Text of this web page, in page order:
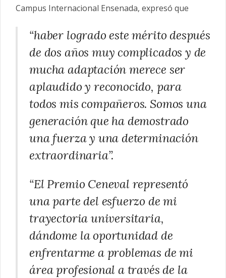
Campus Internacional Ensenada, expresó que
“haber logrado este mérito después
de dos años muy complicados y de
mucha adaptación merece ser
aplaudido y reconocido, para
todos mis compañeros. Somos una
generación que ha demostrado
una fuerza y una determinación
extraordinaria”.
“El Premio Ceneval representó
una parte del esfuerzo de mi
trayectoria universitaria,
dándome la oportunidad de
enfrentarme a problemas de mi
área profesional a través de la